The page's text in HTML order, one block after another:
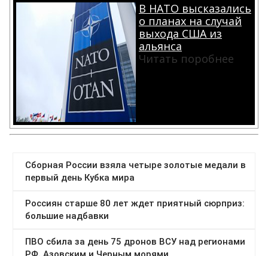
В НАТО высказались
о планах на случай
выхода США из
альянса
Читать поробнее